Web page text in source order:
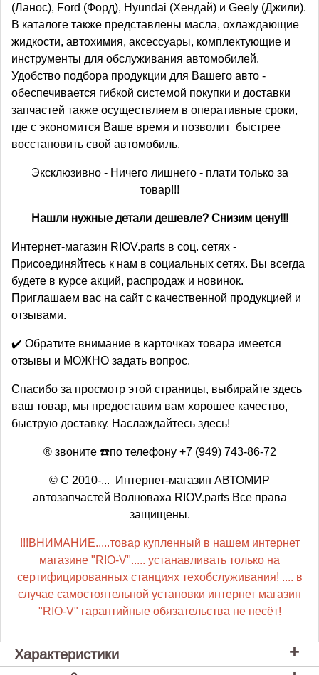
(Ланос), Ford (Форд), Hyundai (Хендай) и Geely (Джили).
В каталоге также представлены масла, охлаждающие
жидкости, автохимия, аксессуары, комплектующие и
инструменты для обслуживания автомобилей.
Удобство подбора продукции для Вашего авто -
обеспечивается гибкой системой покупки и доставки
запчастей также осуществляем в оперативные сроки,
где с экономится Ваше время и позволит быстрее
восстановить свой автомобиль.
Эксклюзивно - Ничего лишнего - плати только за
товар!!!
Нашли нужные детали дешевле? Снизим цену!!!
Интернет-магазин RIOV.parts в соц. сетях -
Присоединяйтесь к нам в социальных сетях. Вы всегда
будете в курсе акций, распродаж и новинок.
Приглашаем вас на сайт с качественной продукцией и
отзывами.
✔️ Обратите внимание в карточках товара имеется
отзывы и МОЖНО задать вопрос.
Спасибо за просмотр этой страницы, выбирайте здесь
ваш товар, мы предоставим вам хорошее качество,
быструю доставку. Наслаждайтесь здесь!
® звоните ☎️по телефону +7 (949) 743-86-72
© С 2010-... Интернет-магазин АВТОМИР
автозапчастей Волноваха RIOV.parts Все права
защищены.
!!!ВНИМАНИЕ.....товар купленный в нашем интернет
магазине "RIO-V"..... устанавливать только на
сертифицированных станциях техобслуживания! .... в
случае самостоятельной установки интернет магазин
"RIO-V" гарантийные обязательства не несёт!
Характеристики